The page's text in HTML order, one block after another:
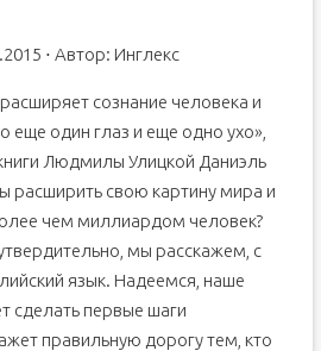
⋅ Автор: Инглекс
сознание человека и
еще один глаз и еще одно ухо»,
Людмилы Улицкой Даниэль
расширить свою картину мира и
чем миллиардом человек?
мы расскажем, с
язык. Надеемся, наше
сделать первые шаги
правильную дорогу тем, кто